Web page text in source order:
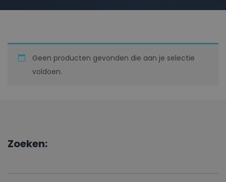
Geen producten gevonden die aan je selectie
voldoen.
Zoeken: